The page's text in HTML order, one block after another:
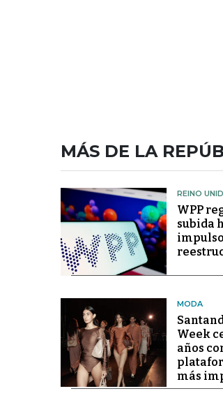
MÁS DE LA
REINO
WPP
subida
MODA
Week
años
más